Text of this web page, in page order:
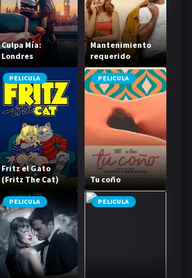
Culpa Mía:
Londres
Mantenimiento
requerido
PELICULA
Fritz el Gato
(Fritz The Cat)
PELICULA
Tu coño
PELICULA PELICULA